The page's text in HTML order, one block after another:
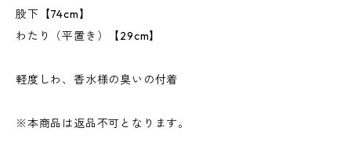
股下【74cm】
わたり（平置き）【29cm】
軽度しわ、香水様の臭いの付着
※本商品は返品不可となります。